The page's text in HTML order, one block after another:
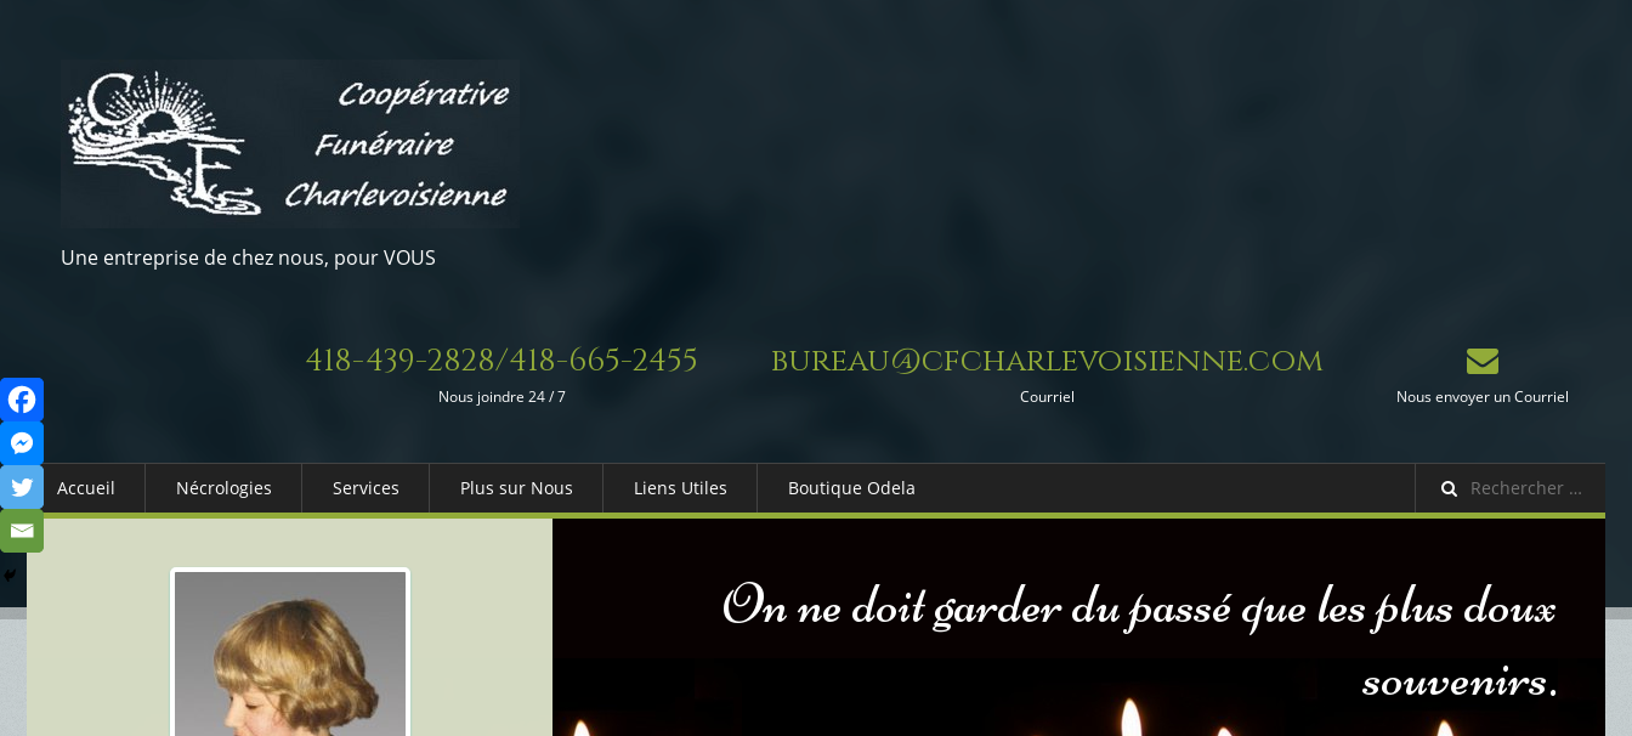
Une entreprise de chez nous, pour VOUS
418-439-2828/418-665-2455
Nous joindre 24 / 7
bureau@cfcharlevoisienne.com
Courriel Nous envoyer un Courriel
Accueil Nécrologies Services
Services Funéraires
Plus sur Nous Liens Utiles
Services Gouv. et Autres
Boutique Odela
On ne doit garder du passé que les plus doux
souvenirs.